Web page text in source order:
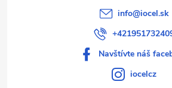
info@iocel.sk
Navštívte náš
iocelcz